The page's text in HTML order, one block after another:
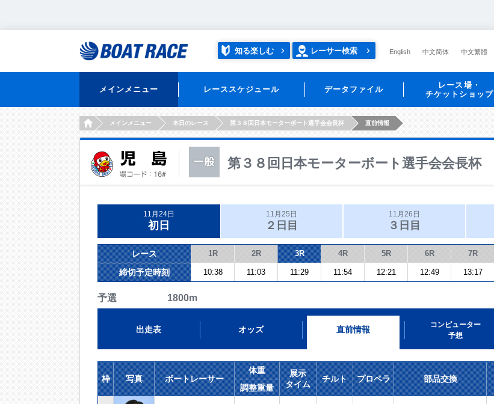
知る楽しむ レーサー検索 English 中文简体 中文繁體
メインメニュー レーススケジュール データファイル
レース場・
チケットショップ
HOMEメインメニュー 本日のレース 第３８回日本モーターボート選手会会長杯 直前情報
第３８回日本モーターボート選手会会長杯
11月24日
初日
11月25日
２日目
11月26日
３日目
レース 1R 2R 3R 4R 5R 6R 7R
締切予定時刻 10:38 11:03 11:29 11:54 12:21 12:49 13:17
予選 1800m
出走表 オッズ 直前情報
コンピューター
予想
枠 写真 ボートレーサー
体重
展示
タイム
チルト プロペラ 部品交換
調整重量